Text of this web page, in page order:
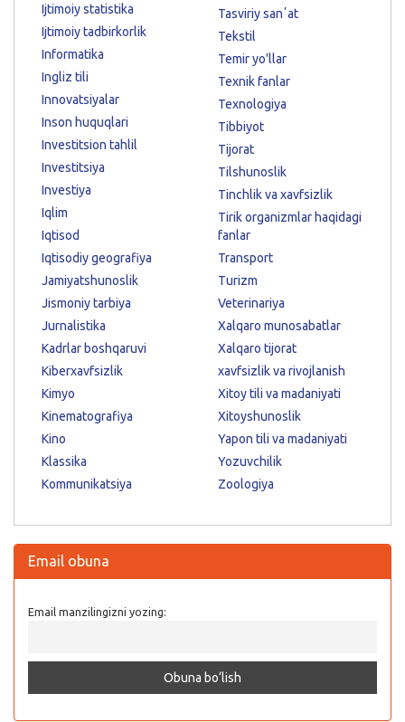
Ijtimoiy statistika
Ijtimoiy tadbirkorlik
Informatika
Ingliz tili
Innovatsiyalar
Inson huquqlari
Investitsion tahlil
Investitsiya
Investiya
Iqlim
Iqtisod
Iqtisodiy geografiya
Jamiyatshunoslik
Jismoniy tarbiya
Jurnalistika
Kadrlar boshqaruvi
Kiberxavfsizlik
Kimyo
Kinematografiya
Kino
Klassika
Kommunikatsiya
Tasviriy sanʼat
Tekstil
Temir yo'llar
Texnik fanlar
Texnologiya
Tibbiyot
Tijorat
Tilshunoslik
Tinchlik va xavfsizlik
Tirik organizmlar haqidagi
fanlar
Transport
Turizm
Veterinariya
Xalqaro munosabatlar
Xalqaro tijorat
xavfsizlik va rivojlanish
Xitoy tili va madaniyati
Xitoyshunoslik
Yapon tili va madaniyati
Yozuvchilik
Zoologiya
Email obuna
Email manzilingizni yozing: